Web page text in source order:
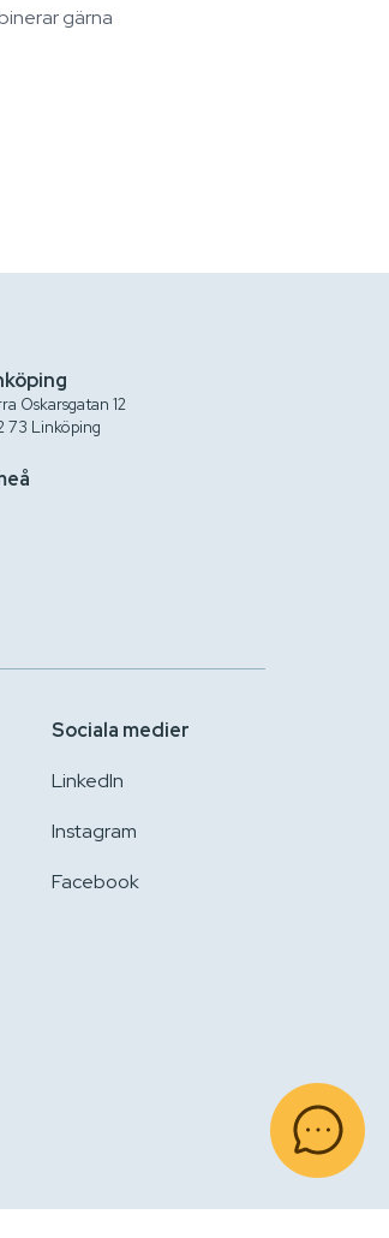
gärna
Oskarsgatan 12
73 Linköping
Sociala medier
LinkedIn
Instagram
Facebook